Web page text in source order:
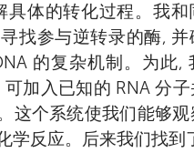
具体的转化过程。我和
找参与逆转录的酶,
的复杂机制。为此,
加入已知的 RNA 分
这个系统使我们能够观
学反应。后来我们找到